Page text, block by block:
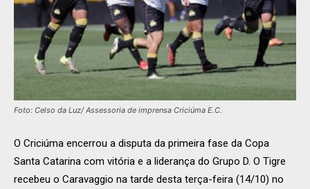
Foto: Celso da Luz/ Assessoria de imprensa Criciúma E.C.
O Criciúma encerrou a disputa da primeira fase da Copa
Santa Catarina com vitória e a liderança do Grupo D. O Tigre
recebeu o Caravaggio na tarde desta terça-feira (14/10) no